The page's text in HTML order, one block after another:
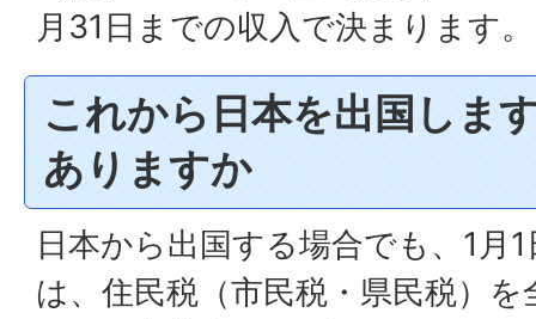
月31日までの収入で決まります。
これから日本を出国しま
ありますか
日本から出国する場合でも、1月
は、住民税（市民税・県民税）